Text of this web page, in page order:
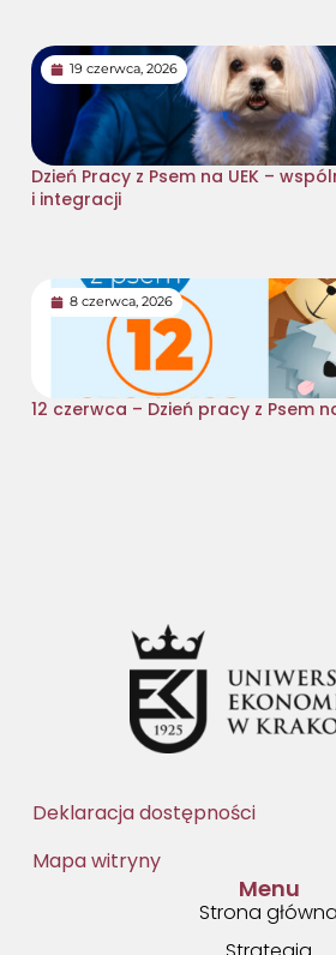
19 czerwca, 2026
Dzień Pracy z Psem na UEK –
i integracji
8 czerwca, 2026
12 czerwca – Dzień pracy z Psem
Deklaracja dostępności
Mapa witryny
Menu
Strona główna